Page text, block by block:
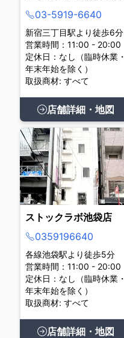
03-5919-6640
新宿三丁目駅より徒歩6分
営業時間：11:00 - 20:00
定休日：なし（臨時休業・
年末年始を除く）
取扱商材: すべて
店舗詳細・地図
ストックラボ池袋店
0359196640
各線池袋駅より徒歩5分
営業時間：11:00 - 20:00
定休日：なし（臨時休業・
年末年始を除く）
取扱商材: すべて
店舗詳細・地図